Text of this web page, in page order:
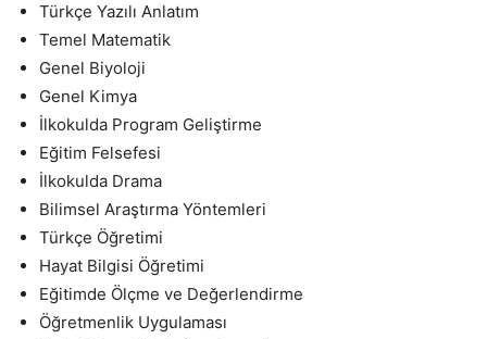
Türkçe Yazılı Anlatım
Temel Matematik
Genel Biyoloji
Genel Kimya
İlkokulda Program Geliştirme
Eğitim Felsefesi
İlkokulda Drama
Bilimsel Araştırma Yöntemleri
Türkçe Öğretimi
Hayat Bilgisi Öğretimi
Eğitimde Ölçme ve Değerlendirme
Öğretmenlik Uygulaması